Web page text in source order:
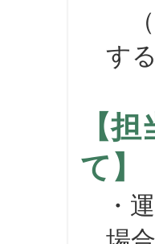
（
す
【
て】
・運